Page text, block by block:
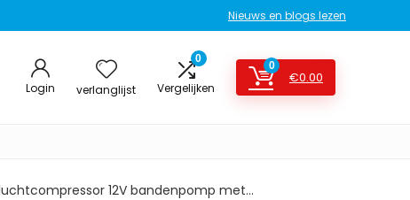
Nieuws en blogs lezen
Login verlanglijst
0
Vergelijken
0
€0.00
12V bandenpomp met…